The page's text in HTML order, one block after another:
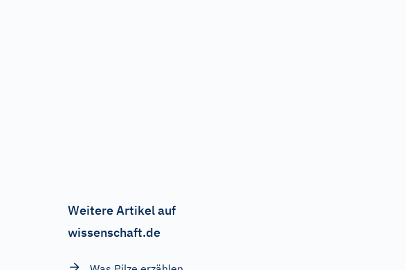
Weitere Artikel auf
wissenschaft.de